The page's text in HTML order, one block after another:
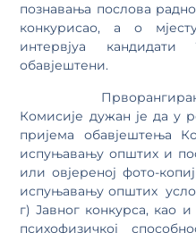
познавања послова
конкурисао, а о
интервјуа
обавјештени.
Комисије дужан је да у
пријема обавјештења
испуњавању општих и
или овјереној фото-
испуњавању општих
г) Јавног конкурса, као
психофизичкој